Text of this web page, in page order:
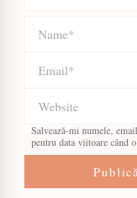
Salvează-mi numele,
pentru data viitoare când